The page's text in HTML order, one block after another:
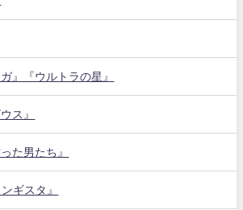
』『ウルトラの星』
ス』
た男たち』
ギスタ』